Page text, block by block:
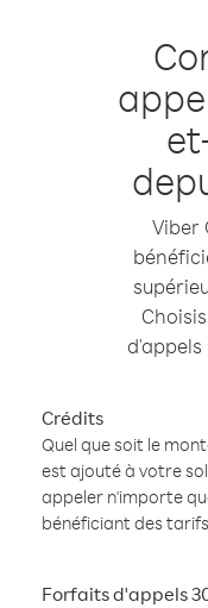
Viber
d'appels
Crédits
Quel que soit le
est ajouté à votre
appeler n'importe
bénéficiant des
Forfaits d'appels